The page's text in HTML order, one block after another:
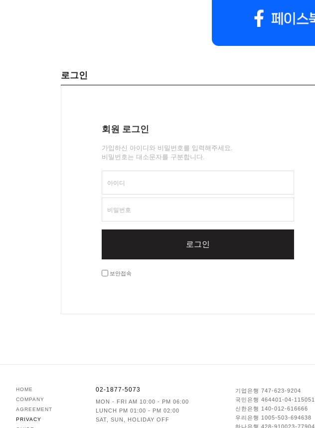
로그인
회원 로그인
가입하신 아이디와 비밀번호를 입력해주세요.
비밀번호는 대소문자를 구분합니다.
아이디
비밀번호
로그인
보안접속
HOME
COMPANY
AGREEMENT
PRIVACY
02-1877-5073
MON - FRI AM 10:00 - PM 06:00
LUNCH PM 01:00 - PM 02:00
SAT, SUN, HOLIDAY OFF
기업은행 747-623-9204
국민은행 464401-04-115051
신한은행 140-012-616666
우리은행 1005-503-694638
하나은행 428-910023-77904